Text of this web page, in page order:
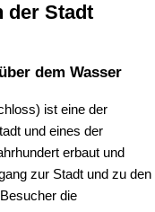
der Stadt
dem Wasser
ist eine der
und eines der
erbaut und
zur Stadt und zu den
die